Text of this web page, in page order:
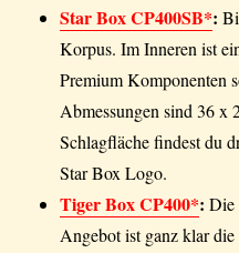
Star Box CP400SB*:
Korpus. Im Inneren ist
Premium Komponenten
Abmessungen sind 36 x
Schlagfläche findest du
Star Box Logo.
Tiger Box CP400*: Die
Angebot ist ganz klar